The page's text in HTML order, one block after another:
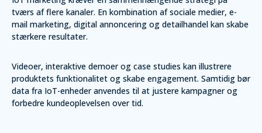
tværs af flere kanaler. En kombination af sociale medier, e-
mail marketing, digital annoncering og detailhandel kan skabe
stærkere resultater.
Videoer, interaktive demoer og case studies kan illustrere
produktets funktionalitet og skabe engagement. Samtidig bør
data fra IoT-enheder anvendes til at justere kampagner og
forbedre kundeoplevelsen over tid.